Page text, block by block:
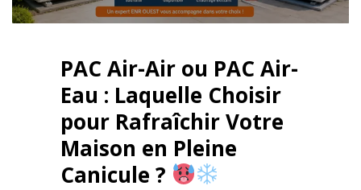
PAC Air-Air ou PAC Air-
Eau : Laquelle Choisir
pour Rafraîchir Votre
Maison en Pleine
Canicule ?